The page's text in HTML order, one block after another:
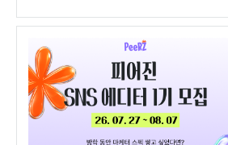
모집